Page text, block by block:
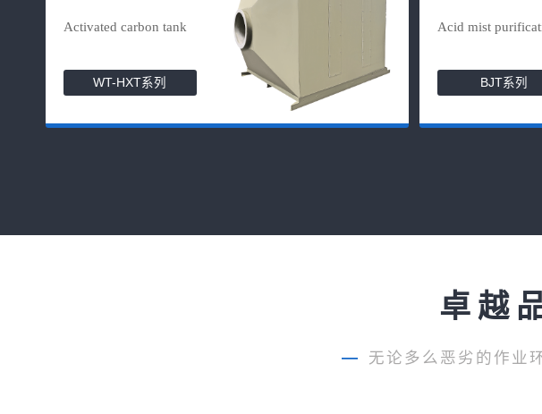
Activated carbon tank
WT-HXT系列
Acid mist
BJT系列
卓越
— 无论多么恶劣的作业